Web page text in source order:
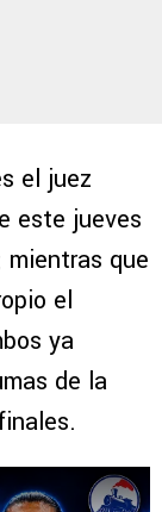
el juez
este jueves
que
el
ya
de la